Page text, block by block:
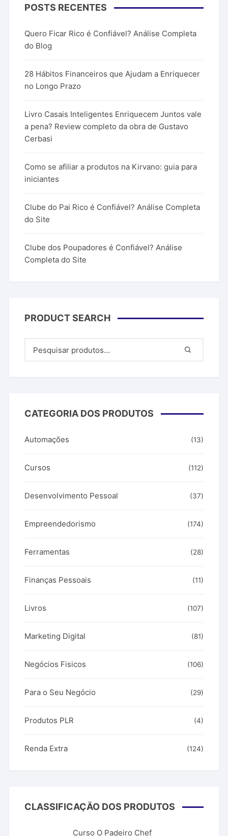
POSTS RECENTES
Quero Ficar Rico é Confiável? Análise Completa
do Blog
28 Hábitos Financeiros que Ajudam a Enriquecer
no Longo Prazo
Livro Casais Inteligentes Enriquecem Juntos vale
a pena? Review completo da obra de Gustavo
Cerbasi
Como se afiliar a produtos na Kirvano: guia para
iniciantes
Clube do Pai Rico é Confiável? Análise Completa
do Site
Clube dos Poupadores é Confiável? Análise
Completa do Site
PRODUCT SEARCH
CATEGORIA DOS PRODUTOS
Automações (13)
Cursos (112)
Desenvolvimento Pessoal (37)
Empreendedorismo (174)
Ferramentas (28)
Finanças Pessoais (11)
Livros (107)
Marketing Digital (81)
Negócios Fisicos (106)
Para o Seu Negócio (29)
Produtos PLR (4)
Renda Extra (124)
CLASSIFICAÇÃO DOS PRODUTOS
Curso O Padeiro Chef